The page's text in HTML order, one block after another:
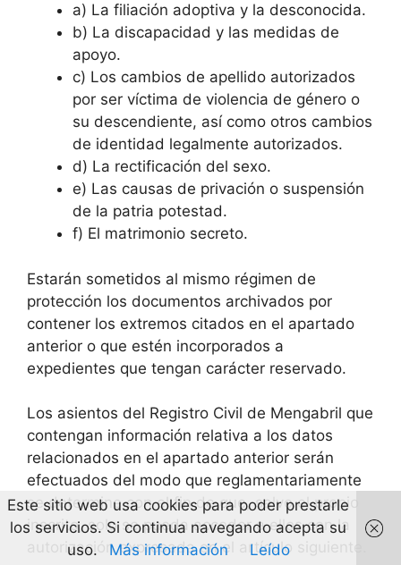
a) La filiación adoptiva y la desconocida.
b) La discapacidad y las medidas de
apoyo.
c) Los cambios de apellido autorizados
por ser víctima de violencia de género o
su descendiente, así como otros cambios
de identidad legalmente autorizados.
d) La rectificación del sexo.
e) Las causas de privación o suspensión
de la patria potestad.
f) El matrimonio secreto.
Estarán sometidos al mismo régimen de
protección los documentos archivados por
contener los extremos citados en el apartado
anterior o que estén incorporados a
expedientes que tengan carácter reservado.
Los asientos del Registro Civil de Mengabril que
contengan información relativa a los datos
relacionados en el apartado anterior serán
efectuados del modo que reglamentariamente
se determine con el fin de que, salvo el propio
inscrito, solo se pueda acceder a ellos con la
autorización expresada en el artículo siguiente.
Este sitio web usa cookies para poder prestarle
los servicios. Si continua navegando acepta su
uso.
Más información Leído